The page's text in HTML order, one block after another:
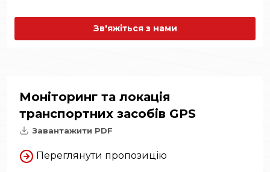
Зв'яжіться з нами
Моніторинг та локація
транспортних засобів GPS
Завантажити PDF
Переглянути пропозицію